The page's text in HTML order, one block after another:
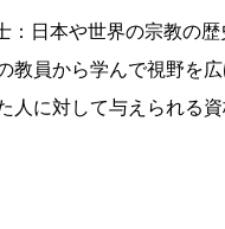
：日本や世界の宗教の
教員から学んで視野を
人に対して与えられる資